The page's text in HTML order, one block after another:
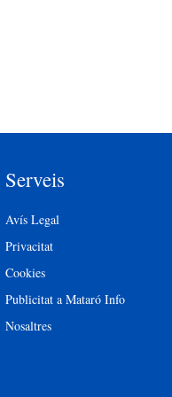
Serveis
Avís Legal
Privacitat
Cookies
Publicitat a Mataró Info
Nosaltres